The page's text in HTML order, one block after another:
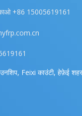
+86 15005619161
Feixi काउंटी, हेफ़ेई